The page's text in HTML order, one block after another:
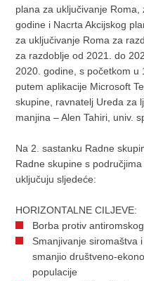
plana za uključivanje Roma,
godine i Nacrta Akcijskog
za uključivanje Roma za
za razdoblje od 2021. do
2020. godine, s početkom u
putem aplikacije Microsoft
skupine, ravnatelj Ureda za
manjina – Alen Tahiri, univ.
Na 2. sastanku Radne
Radne skupine s
uključuju sljedeće:
HORIZONTALNE CILJEVE:
Borba protiv
Smanjivanje siromaštva
smanjio društveno-
populacije